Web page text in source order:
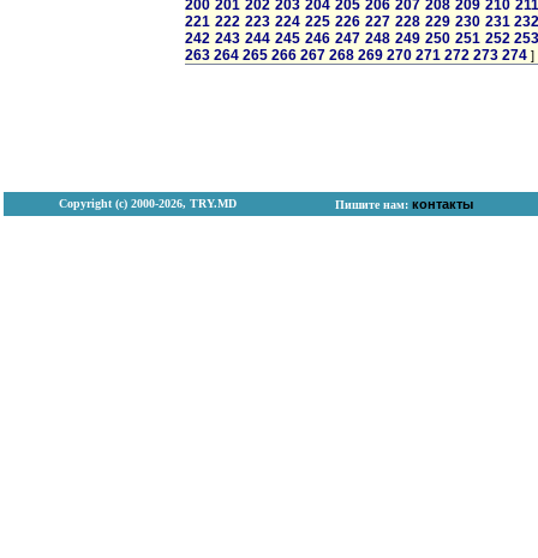
200 201 202 203 204 205 206 207 208 209 210 211
221 222 223 224 225 226 227 228 229 230 231
242 243 244 245 246 247 248 249 250 251 252
263 264 265 266 267 268 269 270 271 272 273 274 ]
Copyright (с) 2000-2026, TRY.MD Пишите нам: контакты